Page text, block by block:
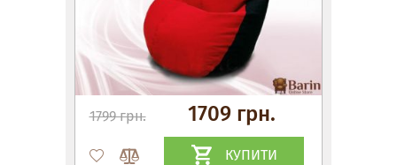
1799 грн. 1709 грн.
КУПИТИ